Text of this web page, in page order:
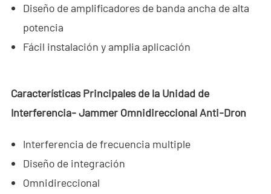
Diseño de amplificadores de banda ancha de alta
potencia
Fácil instalación y amplia aplicación
Características Principales de la Unidad de
Interferencia- Jammer Omnidireccional Anti-Dron
Interferencia de frecuencia multiple
Diseño de integración
Omnidireccional